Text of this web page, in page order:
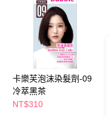
卡樂芙泡沫染髮劑-09
冷萃黑茶
NT$310